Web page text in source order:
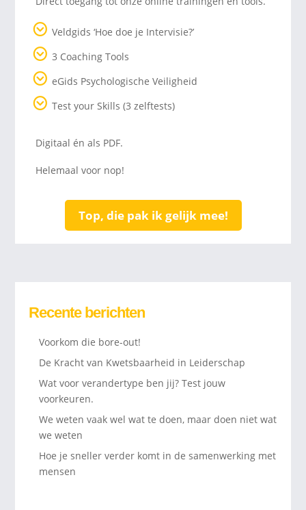
Veldgids ‘Hoe doe je Intervisie?’
3 Coaching Tools
eGids Psychologische Veiligheid
Test your Skills (3 zelftests)
Digitaal én als PDF.
Helemaal voor nop!
Top, die pak ik gelijk mee!
Recente berichten
Voorkom die bore-out!
De Kracht van Kwetsbaarheid in Leiderschap
Wat voor verandertype ben jij? Test jouw
voorkeuren.
We weten vaak wel wat te doen, maar doen niet wat
we weten
Hoe je sneller verder komt in de samenwerking met
mensen